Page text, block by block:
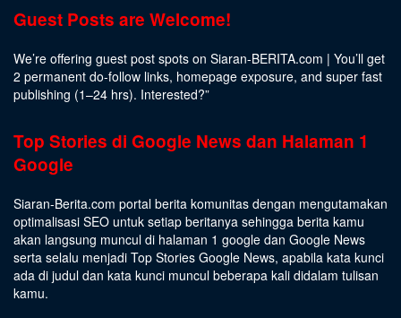
Guest Posts are Welcome!
We’re offering guest post spots on Siaran-BERITA.com | You’ll get
2 permanent do-follow links, homepage exposure, and super fast
publishing (1–24 hrs). Interested?”
Top Stories di Google News dan Halaman 1
Google
Siaran-Berita.com portal berita komunitas dengan mengutamakan
optimalisasi SEO untuk setiap beritanya sehingga berita kamu
akan langsung muncul di halaman 1 google dan Google News
serta selalu menjadi Top Stories Google News, apabila kata kunci
ada di judul dan kata kunci muncul beberapa kali didalam tulisan
kamu.